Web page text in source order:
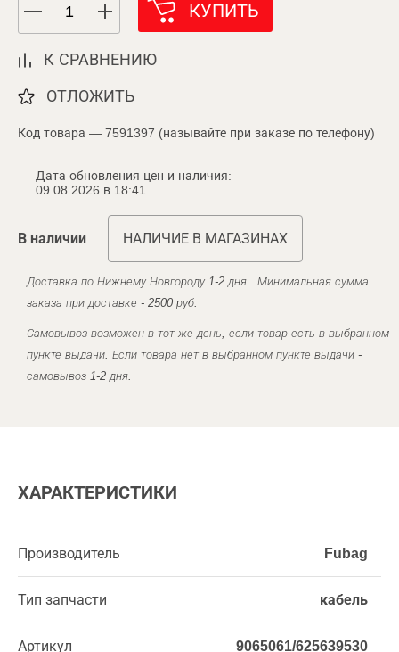
КУПИТЬ
К СРАВНЕНИЮ
ОТЛОЖИТЬ
Код товара — 7591397 (называйте при заказе по телефону)
Дата обновления цен и наличия:
09.08.2026 в 18:41
В наличии НАЛИЧИЕ В МАГАЗИНАХ
Доставка по Нижнему Новгороду 1-2 дня . Минимальная сумма
заказа при доставке - 2500 руб.
Самовывоз возможен в тот же день, если товар есть в выбранном
пункте выдачи. Если товара нет в выбранном пункте выдачи -
самовывоз 1-2 дня.
ХАРАКТЕРИСТИКИ
Производитель Fubag
Тип запчасти кабель
Артикул 9065061/625639530